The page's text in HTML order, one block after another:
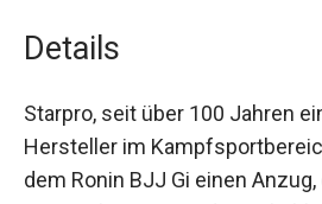
Starpro, seit über 100 Jahren
Hersteller im